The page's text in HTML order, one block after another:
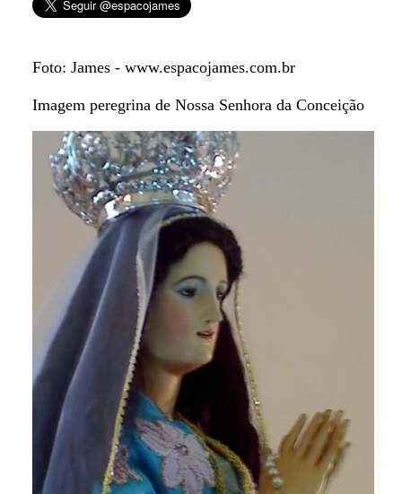
Foto: James - www.espacojames.com.br
Imagem peregrina de Nossa Senhora da Conceição